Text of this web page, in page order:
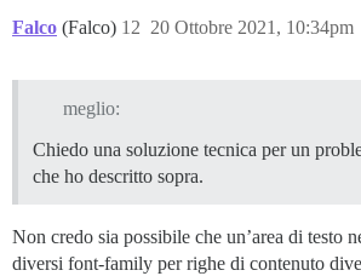
Falco (Falco) 20 Ottobre 2021, 10:34pm
12
meglio:
Chiedo una soluzione tecnica per un
che ho descritto sopra.
Non credo sia possibile che un’area di testo
diversi font-family per righe di contenuto